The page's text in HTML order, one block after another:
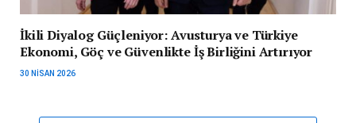
İkili Diyalog Güçleniyor: Avusturya ve Türkiye
Ekonomi, Göç ve Güvenlikte İş Birliğini Artırıyor
30 NISAN 2026